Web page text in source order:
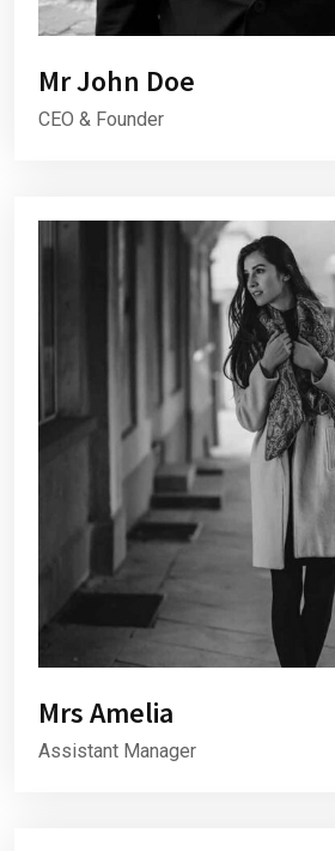
Mr John Doe
CEO & Founder
Mrs Amelia
Assistant Manager